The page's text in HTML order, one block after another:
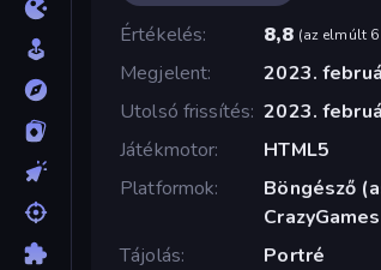
Értékelés
8,8 (az elmúlt
Megjelent
2023.
Utolsó frissítés 2023.
Játékmotor
HTML5
Platformok
Böngésző
Tájolás
Portré